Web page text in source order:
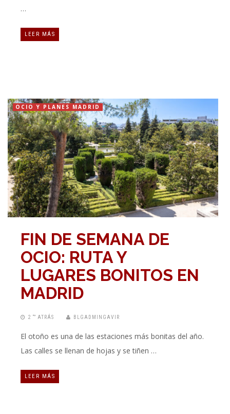
…
LEER MÁS
OCIO Y PLANES MADRID
FIN DE SEMANA DE
OCIO: RUTA Y
LUGARES BONITOS EN
MADRID
2 “” ATRÁS BLGADMINGAVIR
El otoño es una de las estaciones más bonitas del año.
Las calles se llenan de hojas y se tiñen …
LEER MÁS